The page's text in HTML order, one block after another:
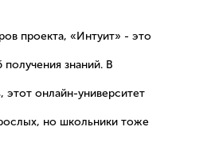
проекта, «Интуит» - это
знаний. В
этот онлайн-университет
но школьники тоже